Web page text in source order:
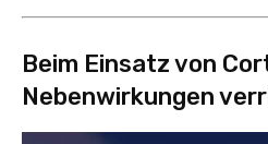
Beim Einsatz von
Nebenwirkungen